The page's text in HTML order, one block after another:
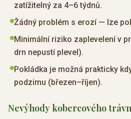
zatížitelný za 4–6 týdnů.
Žádný problém s erozí — lze
Minimální riziko zaplevelení v
drn nepustí plevel).
Pokládka je možná prakticky
podzimu (březen–říjen).
Nevýhody kobercového